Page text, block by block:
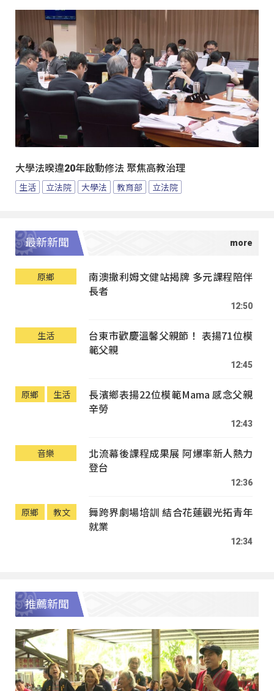
大學法暌違20年啟動修法 聚焦高教治理
生活 立法院 大學法 教育部 立法院
最新新聞
原鄉
南澳撒利姆文健站揭牌 多元課程陪伴
長者
12:50
生活
台東市歡慶溫馨父親節！ 表揚71位模
範父親
12:45
原鄉 生活
長濱鄉表揚22位模範Mama 感念父親
辛勞
12:43
音樂
北流幕後課程成果展 阿爆率新人熱力
登台
12:36
原鄉 教文
舞跨界劇場培訓 結合花蓮觀光拓青年
就業
12:34
推薦新聞